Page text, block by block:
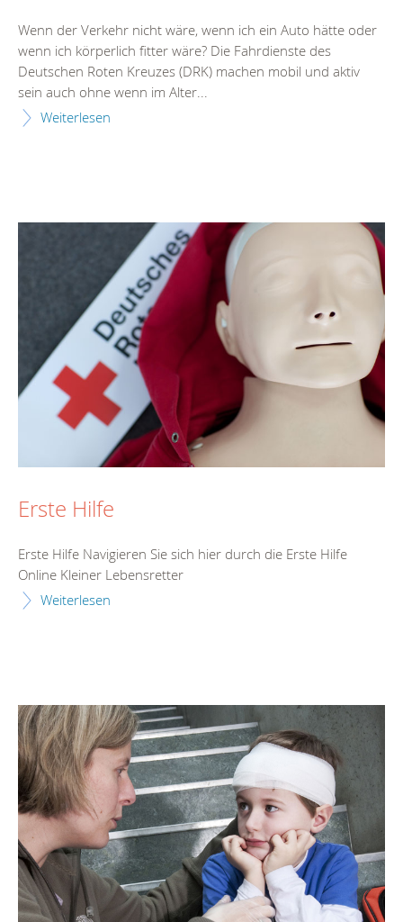
Wenn der Verkehr nicht wäre, wenn ich ein Auto hätte oder
wenn ich körperlich fitter wäre? Die Fahrdienste des
Deutschen Roten Kreuzes (DRK) machen mobil und aktiv
sein auch ohne wenn im Alter...
Weiterlesen
Erste Hilfe
Erste Hilfe Navigieren Sie sich hier durch die Erste Hilfe
Online Kleiner Lebensretter
Weiterlesen